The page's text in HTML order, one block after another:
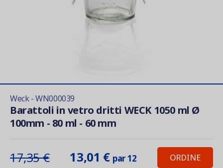
Weck - WN000039
Barattoli in vetro dritti WECK 1050 ml Ø
100mm - 80 ml - 60 mm
17,35 € 13,01 € par 12 ORDINE